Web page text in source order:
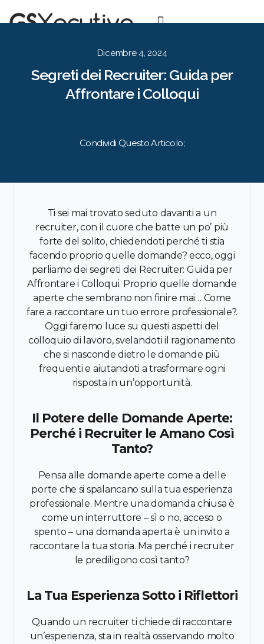
Dicembre 4, 2024
Segreti dei Recruiter: Guida per
Affrontare i Colloqui
Condividi Questo Articolo;
Ti sei mai trovato seduto davanti a un
recruiter, con il cuore che batte un po’ più
forte del solito, chiedendoti perché ti stia
facendo proprio quelle domande? ecco, oggi
parliamo dei segreti dei Recruiter: Guida per
Affrontare i Colloqui. Proprio quelle domande
aperte che sembrano non finire mai… Come
fare a raccontare un tuo errore professionale?.
Oggi faremo luce su questi aspetti del
colloquio di lavoro, svelandoti il ragionamento
che si nasconde dietro le domande più
frequenti e aiutandoti a trasformare ogni
risposta in un’opportunità.
Il Potere delle Domande Aperte:
Perché i Recruiter le Amano Così
Tanto?
Pensa alle domande aperte come a delle
porte che si spalancano sulla tua esperienza
professionale. Mentre una domanda chiusa è
come un interruttore – sì o no, acceso o
spento – una domanda aperta è un invito a
raccontare la tua storia. Ma perché i recruiter
le prediligono così tanto?
La Tua Esperienza Sotto i Riflettori
Quando un recruiter ti chiede di raccontare
un’esperienza, sta in realtà osservando molto